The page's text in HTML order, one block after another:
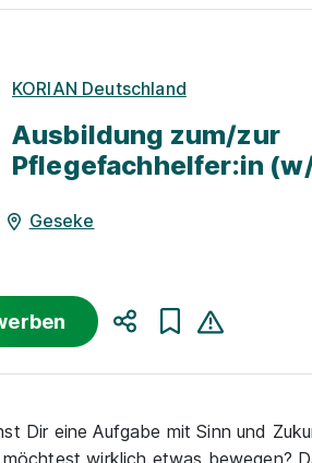
KORIAN Deutschland
Ausbildung zum/zur
Pflegefachhelfer:in
Geseke
Dir eine Aufgabe mit Sinn und
wirklich etwas bewegen?